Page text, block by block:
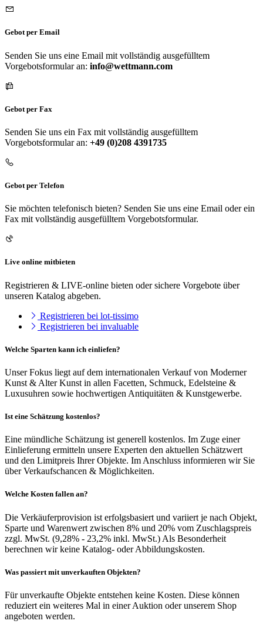
Gebot per Email
Senden Sie uns eine Email mit vollständig ausgefülltem
Vorgebotsformular an: info@wettmann.com
Gebot per Fax
Senden Sie uns ein Fax mit vollständig ausgefülltem
Vorgebotsformular an: +49 (0)208 4391735
Gebot per Telefon
Sie möchten telefonisch bieten? Senden Sie uns eine Email oder ein
Fax mit vollständig ausgefülltem Vorgebotsformular.
Live online mitbieten
Registrieren & LIVE-online bieten oder sichere Vorgebote über
unseren Katalog abgeben.
Registrieren bei lot-tissimo
Registrieren bei invaluable
Welche Sparten kann ich einliefen?
Unser Fokus liegt auf dem internationalen Verkauf von Moderner
Kunst & Alter Kunst in allen Facetten, Schmuck, Edelsteine &
Luxusuhren sowie hochwertigen Antiquitäten & Kunstgewerbe.
Ist eine Schätzung kostenlos?
Eine mündliche Schätzung ist generell kostenlos. Im Zuge einer
Einlieferung ermitteln unsere Experten den aktuellen Schätzwert
und den Limitpreis Ihrer Objekte. Im Anschluss informieren wir Sie
über Verkaufschancen & Möglichkeiten.
Welche Kosten fallen an?
Die Verkäuferprovision ist erfolgsbasiert und variiert je nach Objekt,
Sparte und Warenwert zwischen 8% und 20% vom Zuschlagspreis
zzgl. MwSt. (9,28% - 23,2% inkl. MwSt.) Als Besonderheit
berechnen wir keine Katalog- oder Abbildungskosten.
Was passiert mit unverkauften Objekten?
Für unverkaufte Objekte entstehen keine Kosten. Diese können
reduziert ein weiteres Mal in einer Auktion oder unserem Shop
angeboten werden.